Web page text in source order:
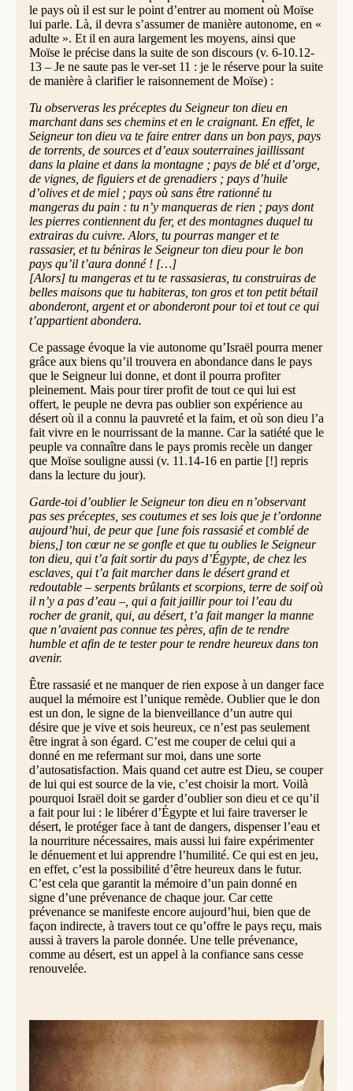
le pays où il est sur le point d’entrer au moment où Moïse
lui parle. Là, il devra s’assumer de manière autonome, en «
adulte ». Et il en aura largement les moyens, ainsi que
Moïse le précise dans la suite de son discours (v. 6-10.12-
13 – Je ne saute pas le ver-set 11 : je le réserve pour la suite
de manière à clarifier le raisonnement de Moïse) :
Tu observeras les préceptes du Seigneur ton dieu en
marchant dans ses chemins et en le craignant. En effet, le
Seigneur ton dieu va te faire entrer dans un bon pays, pays
de torrents, de sources et d’eaux souterraines jaillissant
dans la plaine et dans la montagne ; pays de blé et d’orge,
de vignes, de figuiers et de grenadiers ; pays d’huile
d’olives et de miel ; pays où sans être rationné tu
mangeras du pain : tu n’y manqueras de rien ; pays dont
les pierres contiennent du fer, et des montagnes duquel tu
extrairas du cuivre. Alors, tu pourras manger et te
rassasier, et tu béniras le Seigneur ton dieu pour le bon
pays qu’il t’aura donné ! […]
[Alors] tu mangeras et tu te rassasieras, tu construiras de
belles maisons que tu habiteras, ton gros et ton petit bétail
abonderont, argent et or abonderont pour toi et tout ce qui
t’appartient abondera.
Ce passage évoque la vie autonome qu’Israël pourra mener
grâce aux biens qu’il trouvera en abondance dans le pays
que le Seigneur lui donne, et dont il pourra profiter
pleinement. Mais pour tirer profit de tout ce qui lui est
offert, le peuple ne devra pas oublier son expérience au
désert où il a connu la pauvreté et la faim, et où son dieu l’a
fait vivre en le nourrissant de la manne. Car la satiété que le
peuple va connaître dans le pays promis recèle un danger
que Moïse souligne aussi (v. 11.14-16 en partie [!] repris
dans la lecture du jour).
Garde-toi d’oublier le Seigneur ton dieu en n’observant
pas ses préceptes, ses coutumes et ses lois que je t’ordonne
aujourd’hui, de peur que [une fois rassasié et comblé de
biens,] ton cœur ne se gonfle et que tu oublies le Seigneur
ton dieu, qui t’a fait sortir du pays d’Égypte, de chez les
esclaves, qui t’a fait marcher dans le désert grand et
redoutable – serpents brûlants et scorpions, terre de soif où
il n’y a pas d’eau –, qui a fait jaillir pour toi l’eau du
rocher de granit, qui, au désert, t’a fait manger la manne
que n’avaient pas connue tes pères, afin de te rendre
humble et afin de te tester pour te rendre heureux dans ton
avenir.
Être rassasié et ne manquer de rien expose à un danger face
auquel la mémoire est l’unique remède. Oublier que le don
est un don, le signe de la bienveillance d’un autre qui
désire que je vive et sois heureux, ce n’est pas seulement
être ingrat à son égard. C’est me couper de celui qui a
donné en me refermant sur moi, dans une sorte
d’autosatisfaction. Mais quand cet autre est Dieu, se couper
de lui qui est source de la vie, c’est choisir la mort. Voilà
pourquoi Israël doit se garder d’oublier son dieu et ce qu’il
a fait pour lui : le libérer d’Égypte et lui faire traverser le
désert, le protéger face à tant de dangers, dispenser l’eau et
la nourriture nécessaires, mais aussi lui faire expérimenter
le dénuement et lui apprendre l’humilité. Ce qui est en jeu,
en effet, c’est la possibilité d’être heureux dans le futur.
C’est cela que garantit la mémoire d’un pain donné en
signe d’une prévenance de chaque jour. Car cette
prévenance se manifeste encore aujourd’hui, bien que de
façon indirecte, à travers tout ce qu’offre le pays reçu, mais
aussi à travers la parole donnée. Une telle prévenance,
comme au désert, est un appel à la confiance sans cesse
renouvelée.